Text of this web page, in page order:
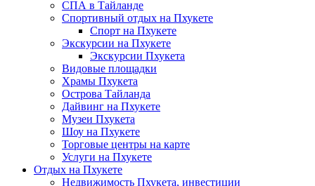
СПА в Тайланде
Спортивный отдых на Пхукете
Спорт на Пхукете
Экскурсии на Пхукете
Экскурсии Пхукета
Видовые площадки
Храмы Пхукета
Острова Тайланда
Дайвинг на Пхукете
Музеи Пхукета
Шоу на Пхукете
Торговые центры на карте
Услуги на Пхукете
Отдых на Пхукете
Недвижимость Пхукета, инвестиции